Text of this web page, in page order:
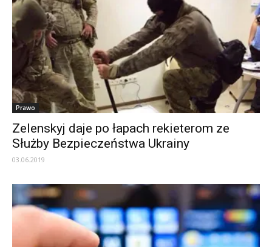
Prawo
Zelenskyj daje po łapach rekieterom ze
Służby Bezpieczeństwa Ukrainy
03.06.2019